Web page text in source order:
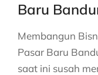
Baru
Membangun
Pasar Baru
saat ini susah